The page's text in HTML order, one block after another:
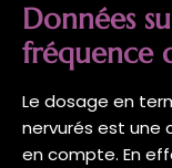
Données
fréquence
Le dosage en
nervurés est une
en compte. En